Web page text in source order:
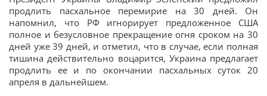
продлить пасхальное перемирие на 30 дней. Он
напомнил, что РФ игнорирует предложенное США
полное и безусловное прекращение огня сроком на 30
дней уже 39 дней, и отметил, что в случае, если полная
тишина действительно воцарится, Украина предлагает
продлить ее и по окончании пасхальных суток 20
апреля в дальнейшем.